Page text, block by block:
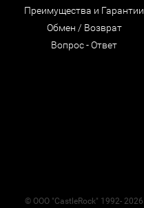
Преимущества и Гарантии
Обмен / Возврат
Вопрос - Ответ
© ООО "CastleRock" 1992- 2026